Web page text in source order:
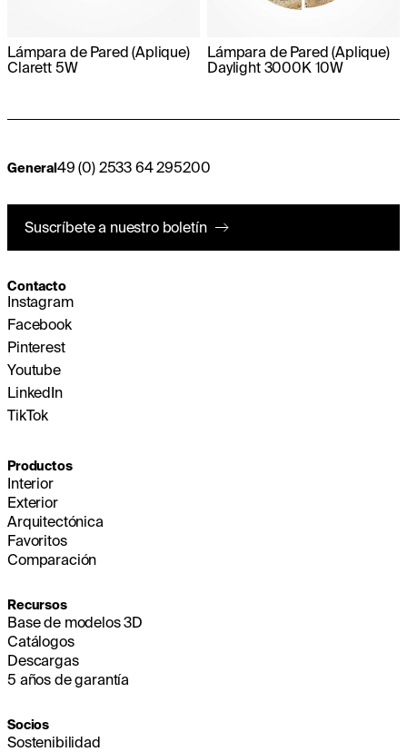
Lámpara de Pared (Aplique)
Clarett 5W
Lámpara de Pared (Aplique)
Daylight 3000K 10W
General 49 (0) 2533 64 295200
Suscríbete a nuestro boletín
Contacto
Instagram
Facebook
Pinterest
Youtube
LinkedIn
TikTok
Productos
Interior
Exterior
Arquitectónica
Favoritos
Comparación
Recursos
Base de modelos 3D
Catálogos
Descargas
5 años de garantía
Socios
Sostenibilidad